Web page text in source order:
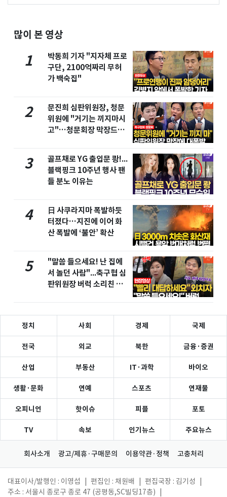
많이 본 영상
1
박동희 기자 "지자체 프로
구단, 2100억짜리 무허
가 백숙집"
2
문진희 심판위원장, 청문
위원에 "거기는 끼지마시
고"…청문회장 막장드라
3
골프채로 YG 출입문 쾅!...
블랙핑크 10주년 행사 팬
들 분노 이유는
4
日 사쿠라지마 폭발하듯
터졌다…지진에 이어 화
산 폭발에 ‘불안’ 확산
5
"말씀 들으세요! 난 집에
서 놀던 사람"...축구협 심
판위원장 버럭 소리친 이
정치 사회 경제 국제
전국 외교 북한 금융·증권
산업 부동산 IT·과학 바이오
생활·문화 연예 스포츠 연재물
오피니언 핫이슈 피플 포토
TV 속보 인기뉴스 주요뉴스
회사소개 광고/제휴·구매문의 이용약관·정책 고충처리
대표이사/발행인 : 이영섭 편집인 : 채원배 편집국장 : 김기성
주소 : 서울시 종로구 종로 47 (공평동,SC빌딩17층)